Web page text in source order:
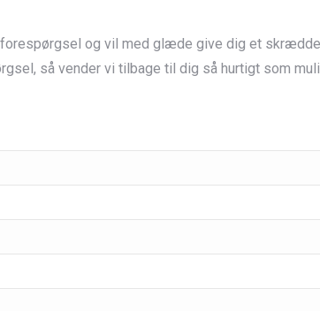
og vil med glæde give dig et
så vender vi tilbage til dig så hurtigt som